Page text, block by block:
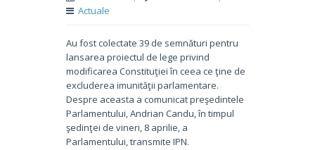
Actuale
Au fost colectate 39 de semnături pentru
lansarea proiectul de lege privind
modificarea Constituţiei în ceea ce ţine de
excluderea imunităţii parlamentare.
Despre aceasta a comunicat preşedintele
Parlamentului, Andrian Candu, în timpul
şedinţei de vineri, 8 aprilie, a
Parlamentului, transmite IPN.